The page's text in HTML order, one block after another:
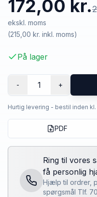
172,00 kr.
ekskl. moms
(215,00 kr. inkl. moms)
På lager
- 1 +
Hurtig levering - bestil inden
PDF
Ring til vores
få personlig
Hjælp til ordrer,
spørgsmål Tlf.